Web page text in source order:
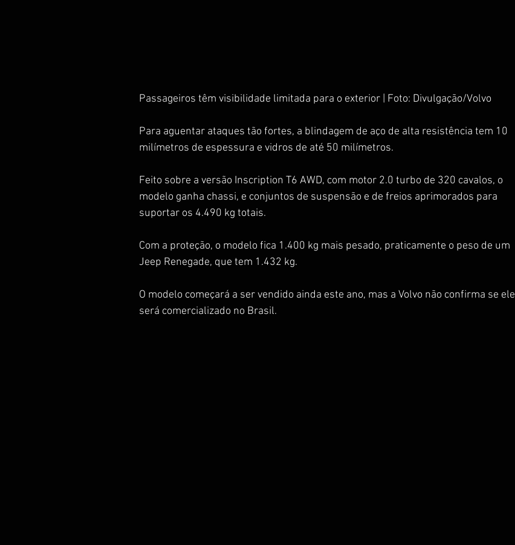
Passageiros têm visibilidade limitada para o exterior | Foto: Divulgação/Volvo
Para aguentar ataques tão fortes, a blindagem de aço de alta resistência tem 10
milímetros de espessura e vidros de até 50 milímetros.
Feito sobre a versão Inscription T6 AWD, com motor 2.0 turbo de 320 cavalos, o
modelo ganha chassi, e conjuntos de suspensão e de freios aprimorados para
suportar os 4.490 kg totais.
Com a proteção, o modelo fica 1.400 kg mais pesado, praticamente o peso de um
Jeep Renegade, que tem 1.432 kg.
O modelo começará a ser vendido ainda este ano, mas a Volvo não confirma se ele
será comercializado no Brasil.